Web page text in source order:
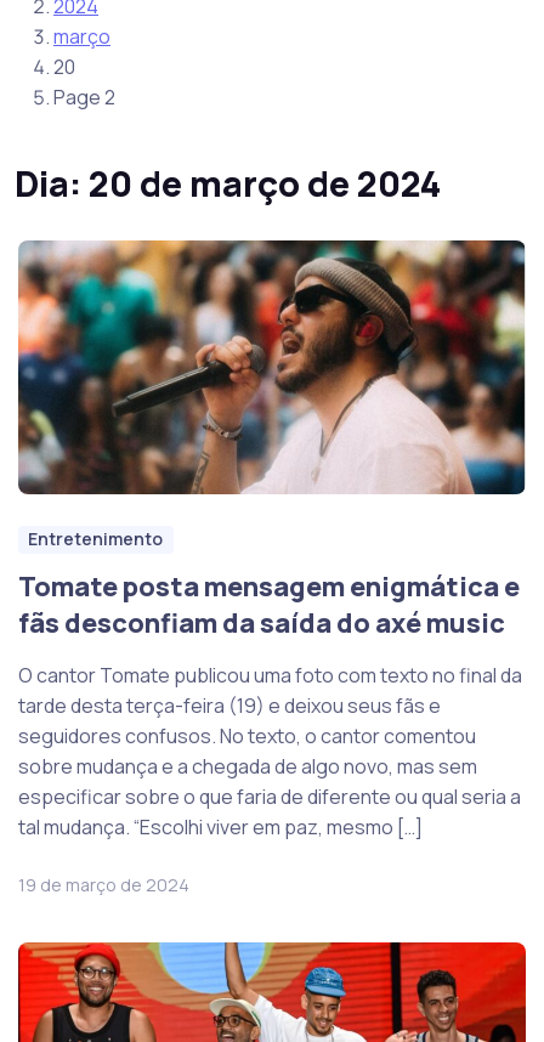
2024
março
20
Page 2
Dia: 20 de março de 2024
Entretenimento
Tomate posta mensagem enigmática e
fãs desconfiam da saída do axé music
O cantor Tomate publicou uma foto com texto no final da
tarde desta terça-feira (19) e deixou seus fãs e
seguidores confusos. No texto, o cantor comentou
sobre mudança e a chegada de algo novo, mas sem
especificar sobre o que faria de diferente ou qual seria a
tal mudança. “Escolhi viver em paz, mesmo […]
19 de março de 2024